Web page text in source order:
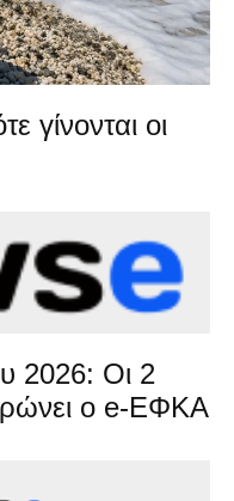
γίνονται οι
2026: Οι 2
ο e-ΕΦΚΑ